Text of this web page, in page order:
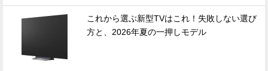
これから選ぶ新型TVはこれ！失敗しない選び
方と、2026年夏の一押しモデル